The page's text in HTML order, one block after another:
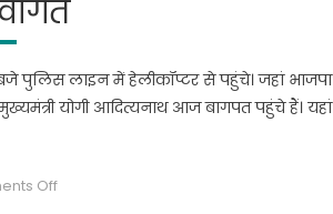
पुलिस लाइन में हेलीकॉप्टर से पहुंचे। जहां भाजपा
योगी आदित्यनाथ आज बागपत पहुंचे हैं। यहां
Offon